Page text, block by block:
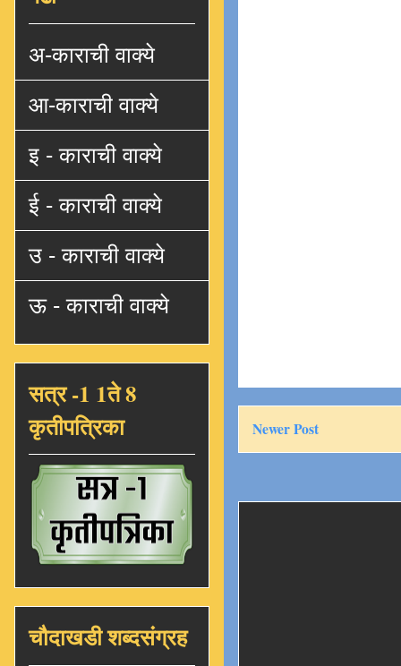
Newer Post
अ-काराची वाक्ये
आ-काराची वाक्ये
इ - काराची वाक्ये
ई - काराची वाक्ये
उ - काराची वाक्ये
ऊ - काराची वाक्ये
सत्र -1 1ते 8
कृतीपत्रिका
चौदाखडी शब्दसंग्रह